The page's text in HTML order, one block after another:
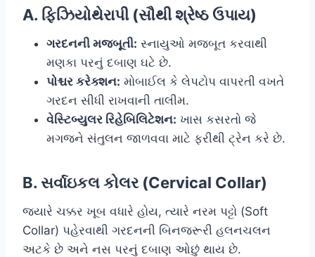
A. ફિઝિયોથેરાપી (સૌથી શ્રેષ્ઠ ઉપાય)
ગરદનની મજબૂતી: સ્નાયુઓ મજબૂત કરવાથી
મણકા પરનું દબાણ ઘટે છે.
પોશ્ચર કરેક્શન: મોબાઈલ કે લેપટોપ વાપરતી વખતે
ગરદન સીધી રાખવાની તાલીમ.
વેસ્ટિબ્યુલર રિહેબિલિટેશન: ખાસ કસરતો જે
મગજને સંતુલન જાળવવા માટે ફરીથી ટ્રેન કરે છે.
B. સર્વાઇકલ કોલર (Cervical Collar)
જ્યારે ચક્કર ખૂબ વધારે હોય, ત્યારે નરમ પટ્ટો (Soft
Collar) પહેરવાથી ગરદનની બિનજરૂરી હલનચલન
અટકે છે અને નસ પરનું દબાણ ઓછું થાય છે.